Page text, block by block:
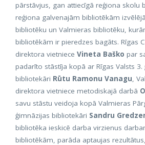
pārstāvjus, gan attiecīgā reģiona skolu
reģiona galvenajām bibliotēkām
bibliotēku un Valmieras bibliotēku,
bibliotēkām ir pieredzes bagāts. Rīgas
direktora vietniece Vineta Baško par
padarīto stāstīja kopā ar Rīgas Valsts 3.
bibliotekāri Rūtu Ramonu Vanagu,
direktora vietniece metodiskajā darbā
savu stāstu veidoja kopā Valmieras
ģimnāzijas bibliotekāri Sandru
bibliotēka ieskicē darba virzienus
bibliotēkām, parāda aptaujas